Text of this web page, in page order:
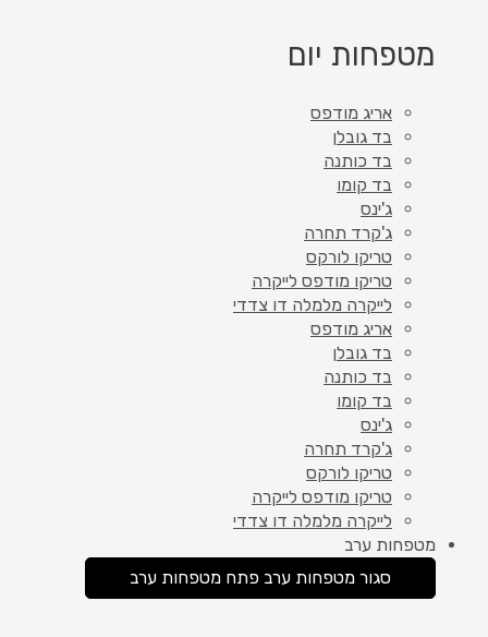
מטפחות יום
אריג מודפס
בד גובלן
בד כותנה
בד קומו
ג'ינס
ג'קרד תחרה
טריקו לורקס
טריקו מודפס לייקרה
לייקרה מלמלה דו צדדי
אריג מודפס
בד גובלן
בד כותנה
בד קומו
ג'ינס
ג'קרד תחרה
טריקו לורקס
טריקו מודפס לייקרה
לייקרה מלמלה דו צדדי
מטפחות ערב
סגור מטפחות ערב פתח מטפחות ערב